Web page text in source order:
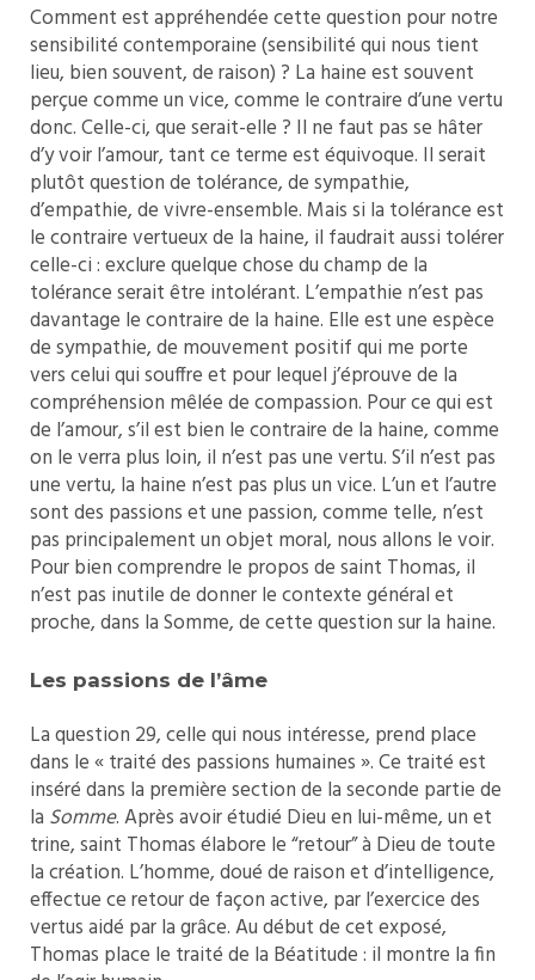
Comment est appréhendée cette question pour notre
sensibilité contemporaine (sensibilité qui nous tient
lieu, bien souvent, de raison) ? La haine est souvent
perçue comme un vice, comme le contraire d’une vertu
donc. Celle-ci, que serait-elle ? Il ne faut pas se hâter
d’y voir l’amour, tant ce terme est équivoque. Il serait
plutôt question de tolérance, de sympathie,
d’empathie, de vivre-ensemble. Mais si la tolérance est
le contraire vertueux de la haine, il faudrait aussi tolérer
celle-ci : exclure quelque chose du champ de la
tolérance serait être intolérant. L’empathie n’est pas
davantage le contraire de la haine. Elle est une espèce
de sympathie, de mouvement positif qui me porte
vers celui qui souffre et pour lequel j’éprouve de la
compréhension mêlée de compassion. Pour ce qui est
de l’amour, s’il est bien le contraire de la haine, comme
on le verra plus loin, il n’est pas une vertu. S’il n’est pas
une vertu, la haine n’est pas plus un vice. L’un et l’autre
sont des passions et une passion, comme telle, n’est
pas principalement un objet moral, nous allons le voir.
Pour bien comprendre le propos de saint Thomas, il
n’est pas inutile de donner le contexte général et
proche, dans la Somme, de cette question sur la haine.
Les passions de l’âme
La question 29, celle qui nous intéresse, prend place
dans le « traité des passions humaines ». Ce traité est
inséré dans la première section de la seconde partie de
la Somme. Après avoir étudié Dieu en lui-même, un et
trine, saint Thomas élabore le “retour” à Dieu de toute
la création. L’homme, doué de raison et d’intelligence,
effectue ce retour de façon active, par l’exercice des
vertus aidé par la grâce. Au début de cet exposé,
Thomas place le traité de la Béatitude : il montre la fin